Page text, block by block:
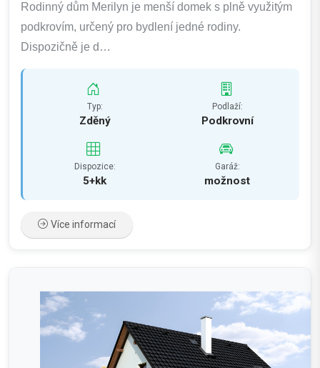
Rodinný dům Merilyn je menší domek s plně využitým
podkrovím, určený pro bydlení jedné rodiny.
Dispozičně je d…
Typ:
Zděný
Podlaží:
Podkrovní
Dispozice:
5+kk
Garáž:
možnost
Více informací